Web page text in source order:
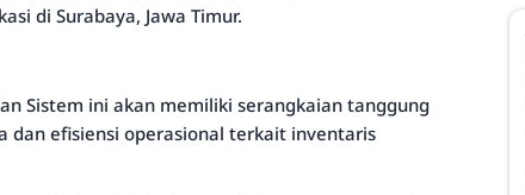
di Surabaya, Jawa Timur.
Sistem ini akan memiliki serangkaian tanggung
efisiensi operasional terkait inventaris